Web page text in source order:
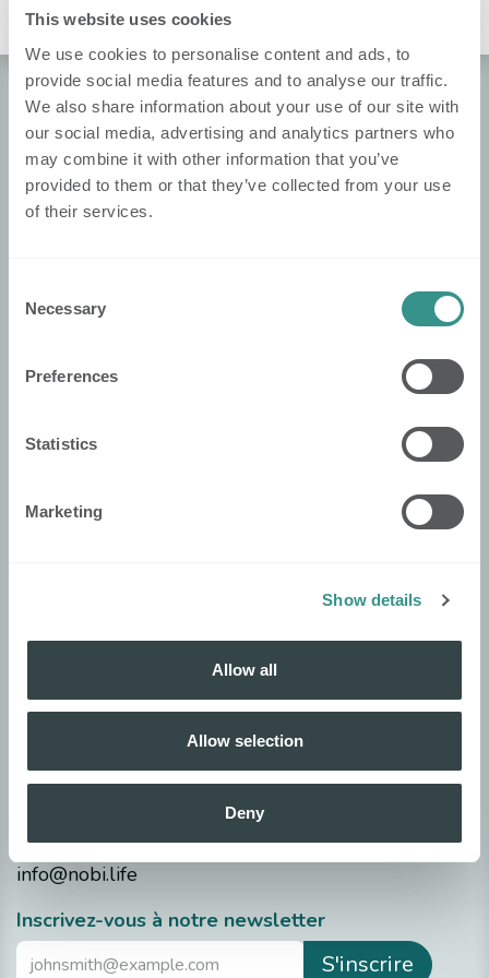
This website uses cookies
We use cookies to personalise content and ads, to
provide social media features and to analyse our traffic.
We also share information about your use of our site with
our social media, advertising and analytics partners who
may combine it with other information that you’ve
provided to them or that they’ve collected from your use
of their services.
Selection
Necessary
Preferences
Statistics
Marketing
Show details
Allow all
Allow selection
Deny
À propos de Nobi
About Nobi
Contact
Politique de confidentialité
Declaration de confidentialité
Nobi dans votre projet
Informations techniques
Release notes
info@nobi.life
Inscrivez-vous à notre newsletter​
S'inscrire